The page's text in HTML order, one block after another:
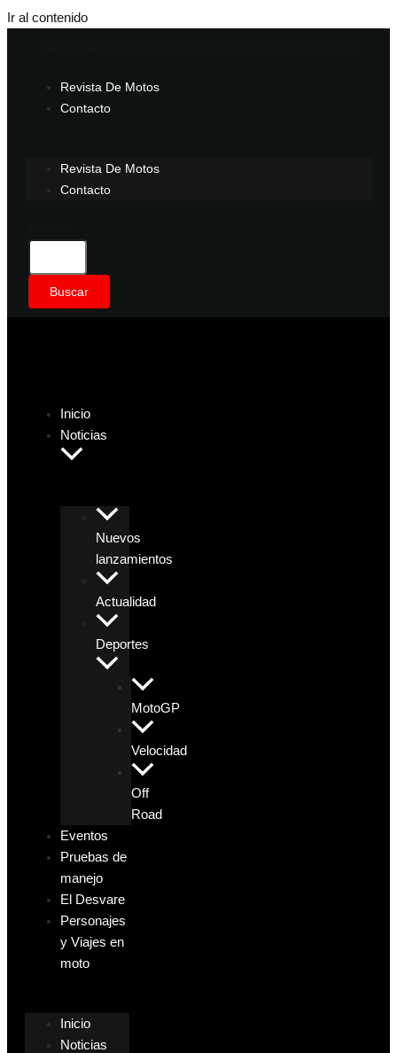
Ir al contenido
Revista De Motos
Contacto
Revista De Motos
Contacto
Buscar
Inicio
Noticias
Nuevos
lanzamientos
Actualidad
Deportes
MotoGP
Velocidad
Off
Road
Eventos
Pruebas de
manejo
El Desvare
Personajes
y Viajes en
moto
Inicio
Noticias